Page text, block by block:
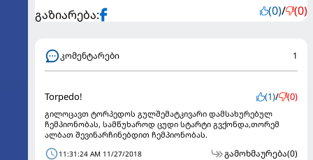
გაზიარება: (0)/ (0)
კომენტარები 1
Torpedo! (1)/ (0)
გილოცავთ ტორპედოს გულშემატკივარი დამსახურებულ
ჩემპიონობას, სამწუხაროდ ცუდი სტარტი გვქონდა,თორემ
ალბათ შევინარჩინებდით ჩემპიონობას.
11:31:24 AM 11/27/2018 გამოხმაურება(0)